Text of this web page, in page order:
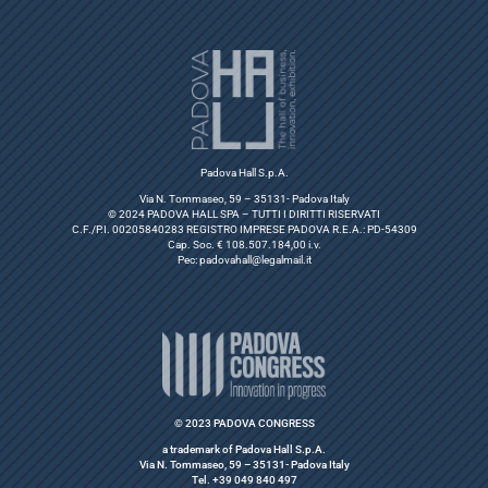
Padova Hall S.p.A.
Via N. Tommaseo, 59 – 35131- Padova Italy
© 2024 PADOVA HALL SPA – TUTTI I DIRITTI RISERVATI
C.F./P.I. 00205840283 REGISTRO IMPRESE PADOVA R.E.A.: PD-54309
Cap. Soc. € 108.507.184,00 i.v.
Pec:padovahall@legalmail.it
© 2023 PADOVA CONGRESS
a trademark of Padova Hall S.p.A.
Via N. Tommaseo, 59 – 35131- Padova Italy
Tel. +39 049 840 497